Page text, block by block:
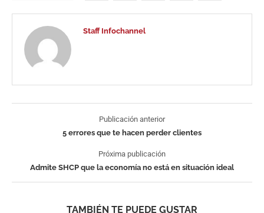
Staff Infochannel
Publicación anterior
5 errores que te hacen perder clientes
Próxima publicación
Admite SHCP que la economía no está en situación ideal
TAMBIÉN TE PUEDE GUSTAR